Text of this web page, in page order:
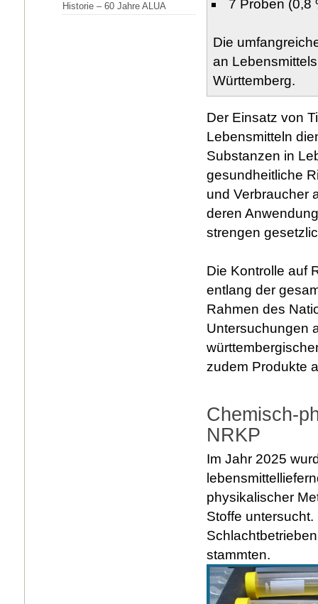
Historie – 60 Jahre ALUA
7 Proben (0,8
Die
an
Württemberg.
Der Einsatz von
Lebensmitteln
Substanzen in
gesundheitliche
und Verbraucher
deren
strengen
Die Kontrolle auf
entlang der
Rahmen des
Untersuchungen
zudem Produkte
Chemisch-
NRKP
Im Jahr 2025
physikalischer
Stoffe
stammten.